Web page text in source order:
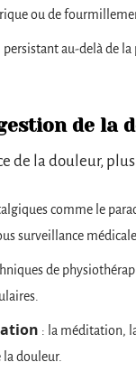
ou de
persistant au-delà de
de la
de la douleur,
comme le
surveillance médicale.
de
: la méditation,
douleur.